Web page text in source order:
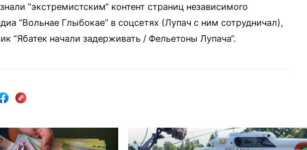
“экстремистским“ контент страниц независимого
“Вольнае Глыбокае“ в соцсетях (Лупач с ним сотрудничал),
“Ябатек начали задерживать / Фельетоны Лупача“.